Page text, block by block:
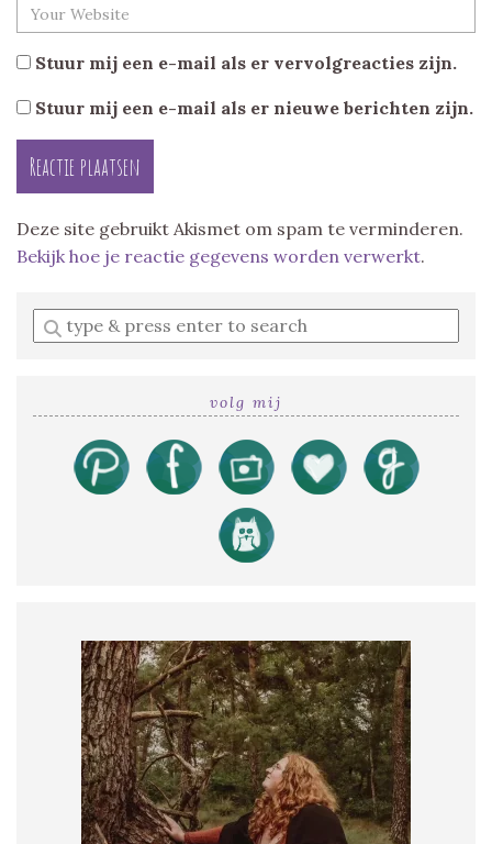
Stuur mij een e-mail als er vervolgreacties zijn.
Stuur mij een e-mail als er nieuwe berichten zijn.
Deze site gebruikt Akismet om spam te verminderen.
Bekijk hoe je reactie gegevens worden verwerkt.
Enter
a
volg mij